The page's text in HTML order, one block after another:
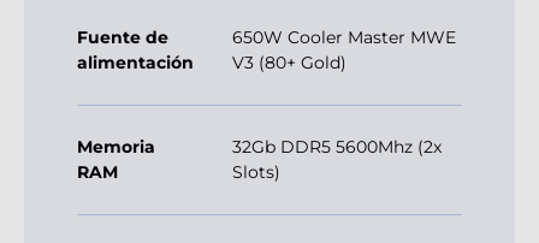
Fuente de
alimentación
650W Cooler Master MWE
V3 (80+ Gold)
Memoria
RAM
32Gb DDR5 5600Mhz (2x
Slots)